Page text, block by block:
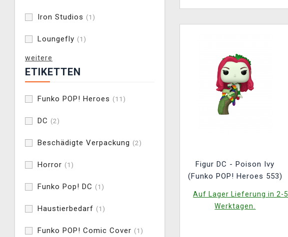
Iron Studios (1)
Loungefly (1)
weitere
ETIKETTEN
Funko POP! Heroes (11)
DC (2)
Beschädigte Verpackung (2)
Horror (1)
Funko Pop! DC (1)
Haustierbedarf (1)
Funko POP! Comic Cover (1)
Figur DC - Poison Ivy
(Funko POP! Heroes 553)
Auf Lager Lieferung in 2-5
Werktagen.